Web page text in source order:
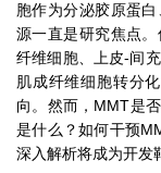
胞作为分泌胶原蛋
源一直是研究焦点
纤维细胞、上皮-间
肌成纤维细胞转分
向。然而，MMT是
是什么？如何干预
深入解析将成为开发